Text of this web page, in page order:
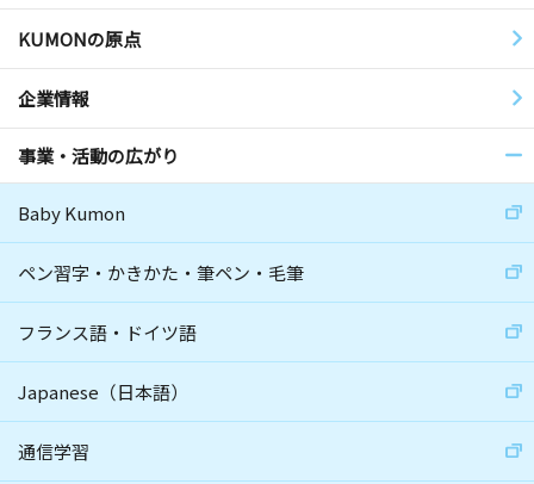
KUMONの原点
企業情報
事業・活動の広がり
Baby Kumon
ペン習字・かきかた・筆ペン・毛筆
フランス語・ドイツ語
Japanese（日本語）
通信学習